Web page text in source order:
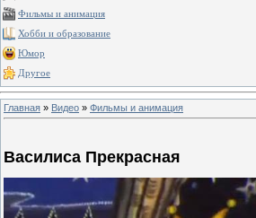
Фильмы и анимация
Хобби и образование
Юмор
Другое
Главная » Видео » Фильмы и анимация
Василиса Прекрасная